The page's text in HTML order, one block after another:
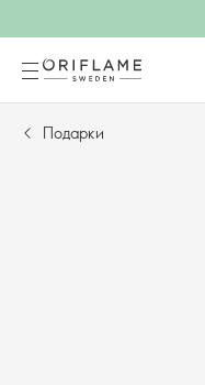
Подарки